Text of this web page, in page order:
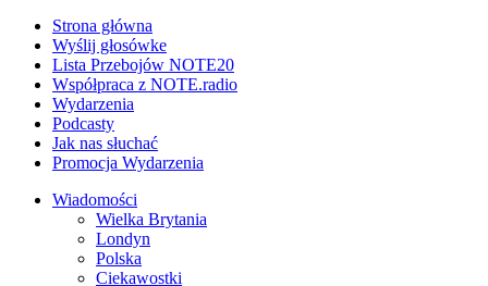
Strona główna
Wyślij głosówke
Lista Przebojów NOTE20
Współpraca z NOTE.radio
Wydarzenia
Podcasty
Jak nas słuchać
Promocja Wydarzenia
Wiadomości
Wielka Brytania
Londyn
Polska
Ciekawostki